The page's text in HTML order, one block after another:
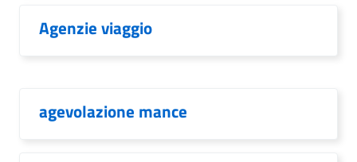
Agenzie viaggio
agevolazione mance